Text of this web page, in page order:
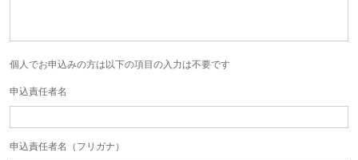
個人でお申込みの方は以下の項目の入力は不要です
申込責任者名
申込責任者名（フリガナ）